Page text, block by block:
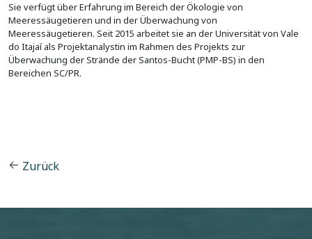
Sie verfügt über Erfahrung im Bereich der Ökologie von
Meeressäugetieren und in der Überwachung von
Meeressäugetieren. Seit 2015 arbeitet sie an der Universität von Vale
do Itajaí als Projektanalystin im Rahmen des Projekts zur
Überwachung der Strände der Santos-Bucht (PMP-BS) in den
Bereichen SC/PR.
Zurück